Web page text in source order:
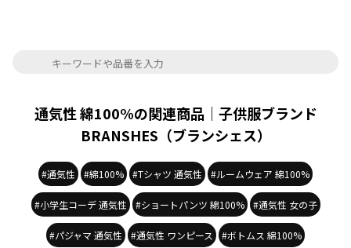
通気性 綿100%の関連商品｜子供服ブランド
BRANSHES（ブランシェス）
#通気性 #綿100% #Tシャツ 通気性 #ルームウェア 綿100%
#小学生コーデ 通気性 #ショートパンツ 綿100% #通気性 女の子
#パジャマ 通気性 #通気性 ワンピース #ボトムス 綿100%